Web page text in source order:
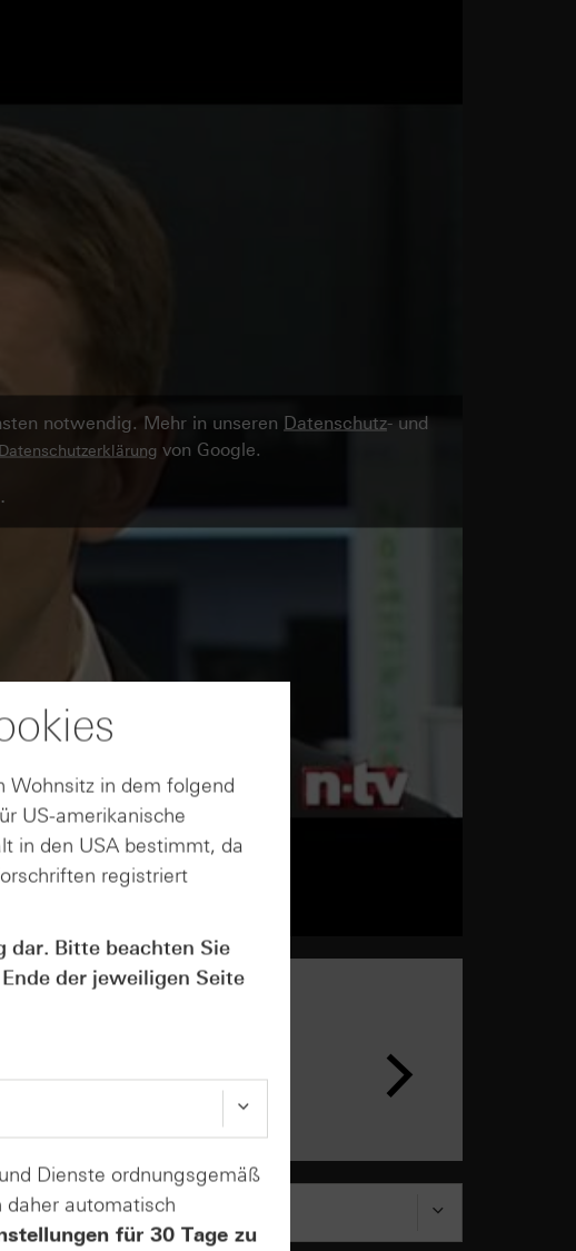
notwendig. Mehr in unseren Datenschutz- und
Datenschutzerklärung von Google.
Wohnsitz in dem folgend
US-amerikanische
in den USA bestimmt, da
registriert
dar. Bitte beachten Sie
der jeweiligen Seite
Dienste ordnungsgemäß
daher automatisch
für 30 Tage zu